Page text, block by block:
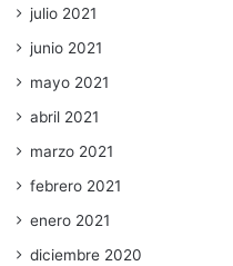
julio 2021
junio 2021
mayo 2021
abril 2021
marzo 2021
febrero 2021
enero 2021
diciembre 2020